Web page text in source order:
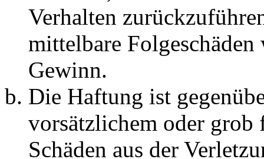
Verhalten
mittelbare Folgeschäden
Gewinn.
Die Haftung ist
vorsätzlichem oder grob
Schäden aus der